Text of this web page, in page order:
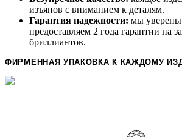
изъянов с вниманием к деталям.
Гарантия надежности: мы уверены
предоставляем 2 года гарантии на
бриллиантов.
ФИРМЕННАЯ УПАКОВКА К КАЖДОМУ